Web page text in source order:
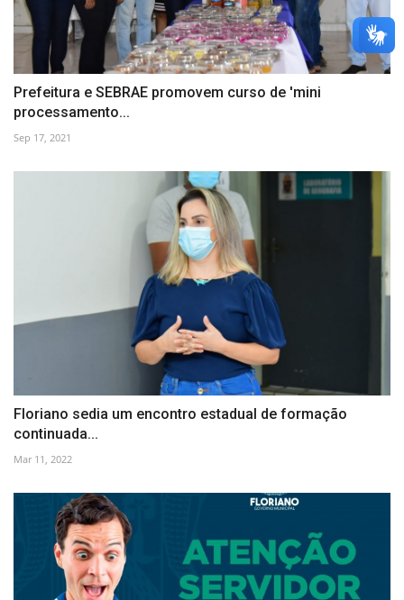
Prefeitura e SEBRAE promovem curso de 'mini
processamento...
Sep 17, 2021
Floriano sedia um encontro estadual de formação
continuada...
Mar 11, 2022